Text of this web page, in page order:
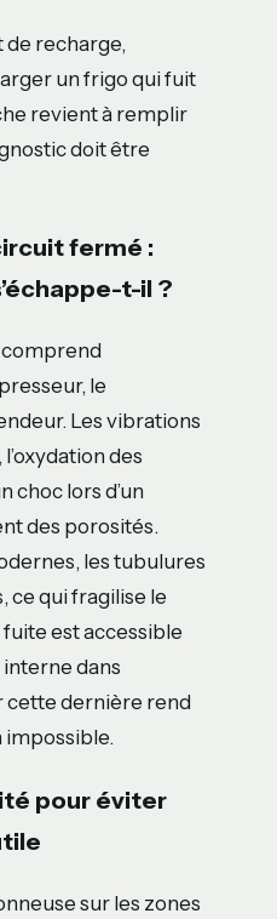
de recharge,
un frigo qui fuit
revient à remplir
doit être
fermé :
t-il ?
le
Les vibrations
des
choc lors d’un
des porosités.
les tubulures
ce qui fragilise le
est accessible
dans
cette dernière rend
impossible.
pour éviter
sur les zones